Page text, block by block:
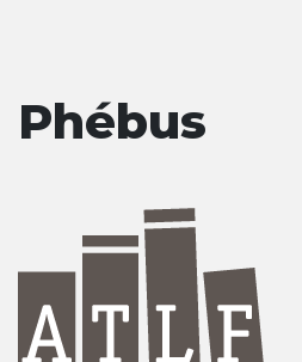
Phébus